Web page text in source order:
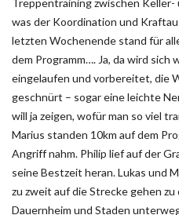
Treppentraining zwischen
was der Koordination und
letzten Wochenende stand für
dem Programm…. Ja, da wird sich
eingelaufen und vorbereitet, die
geschnürt – sogar eine leichte
will ja zeigen, wofür man so viel
Marius standen 10km auf dem
Angriff nahm. Philip lief auf der
seine Bestzeit heran. Lukas und
zu zweit auf die Strecke gehen
Dauernheim und Staden